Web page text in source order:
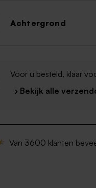
Achtergrond
Voor u besteld, klaar
› Bekijk alle
Van 3600 klanten